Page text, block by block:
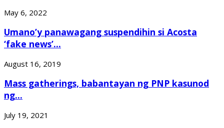
May 6, 2022
Umano’y panawagang suspendihin si Acosta
‘fake news’...
August 16, 2019
Mass gatherings, babantayan ng PNP kasunod
ng...
July 19, 2021